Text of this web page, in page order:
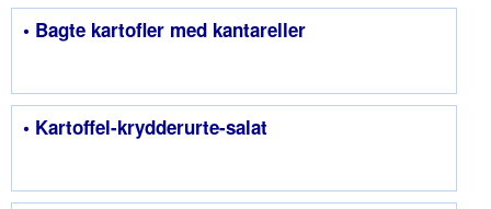
• Bagte kartofler med kantareller
• Kartoffel-krydderurte-salat